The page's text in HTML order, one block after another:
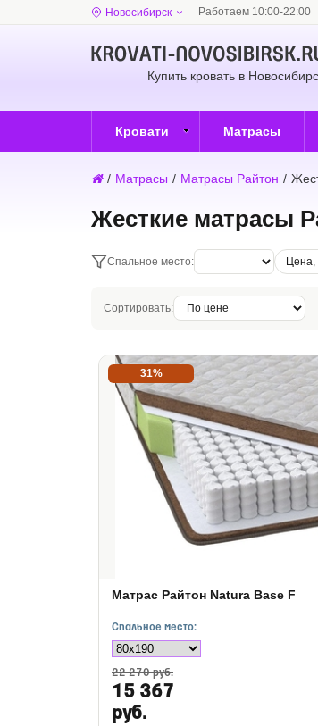
Новосибирск Работаем 10:00-22:00
Купить кровать в
Кровати Матрасы
/ Матрасы / Матрасы Райтон /
Жесткие матрасы
Спальное место: Цена,
Сортировать:
31%
Матрас Райтон Natura Base F
Спальное место:
22 270 руб.
15 367
руб.